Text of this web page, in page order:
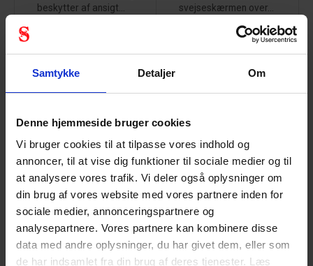
Samtykke Detaljer Om
Denne hjemmeside bruger cookies
Vi bruger cookies til at tilpasse vores indhold og
annoncer, til at vise dig funktioner til sociale medier og til
at analysere vores trafik. Vi deler også oplysninger om
din brug af vores website med vores partnere inden for
sociale medier, annonceringspartnere og
analysepartnere. Vores partnere kan kombinere disse
data med andre oplysninger, du har givet dem, eller som
de har indsamlet fra din brug af deres tjenester. Læs
beskytter af ansigt...
svejseskærmen over...
Honeywell
svejsebrille
Beskytter mod stråling
fra gassvejsning,...
Jutec alu
10
Til brug i jern-, stål-,
aluminium-,...